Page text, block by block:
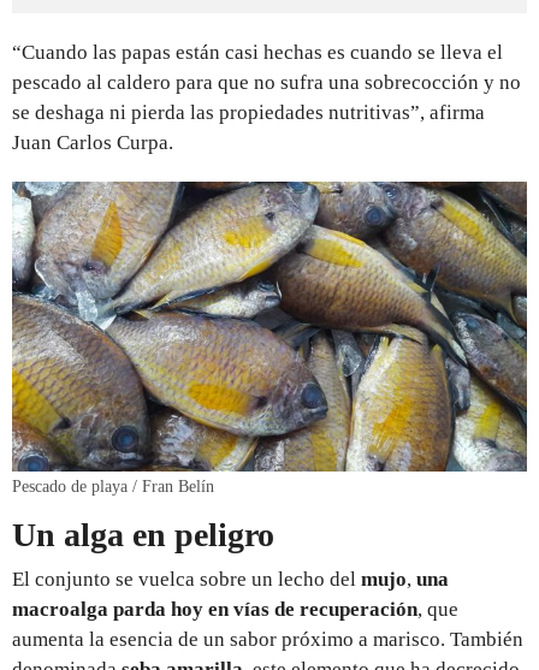
“Cuando las papas están casi hechas es cuando se lleva el
pescado al caldero para que no sufra una sobrecocción y no
se deshaga ni pierda las propiedades nutritivas”, afirma
Juan Carlos Curpa.
Pescado de playa / Fran Belín
Un alga en peligro
El conjunto se vuelca sobre un lecho del mujo, una
macroalga parda hoy en vías de recuperación, que
aumenta la esencia de un sabor próximo a marisco. También